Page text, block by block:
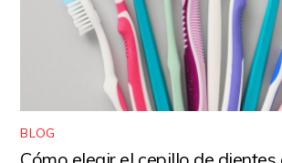
BLOG